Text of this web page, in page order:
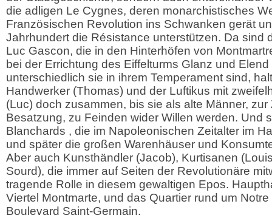
die adligen Le Cygnes, deren monarchistisches
Französischen Revolution ins Schwanken gerät
Jahrhundert die Résistance unterstützen. Da sind
Luc Gascon, die in den Hinterhöfen von
bei der Errichtung des Eiffelturms Glanz und
unterschiedlich sie in ihrem Temperament sind,
Handwerker (Thomas) und der Luftikus mit
(Luc) doch zusammen, bis sie als alte Männer,
Besatzung, zu Feinden wider Willen werden. Und
Blanchards , die im Napoleonischen Zeitalter im
und später die großen Warenhäuser und
Aber auch Kunsthändler (Jacob), Kurtisanen
Sourd), die immer auf Seiten der Revolutionäre
tragende Rolle in diesem gewaltigen Epos.
Viertel Montmarte, und das Quartier rund um
Boulevard Saint-Germain.